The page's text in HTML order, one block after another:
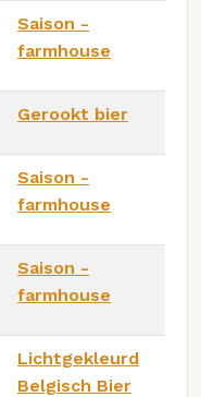
Saison -
farmhouse
Gerookt bier
Saison -
farmhouse
Saison -
farmhouse
Lichtgekleurd
Belgisch Bier